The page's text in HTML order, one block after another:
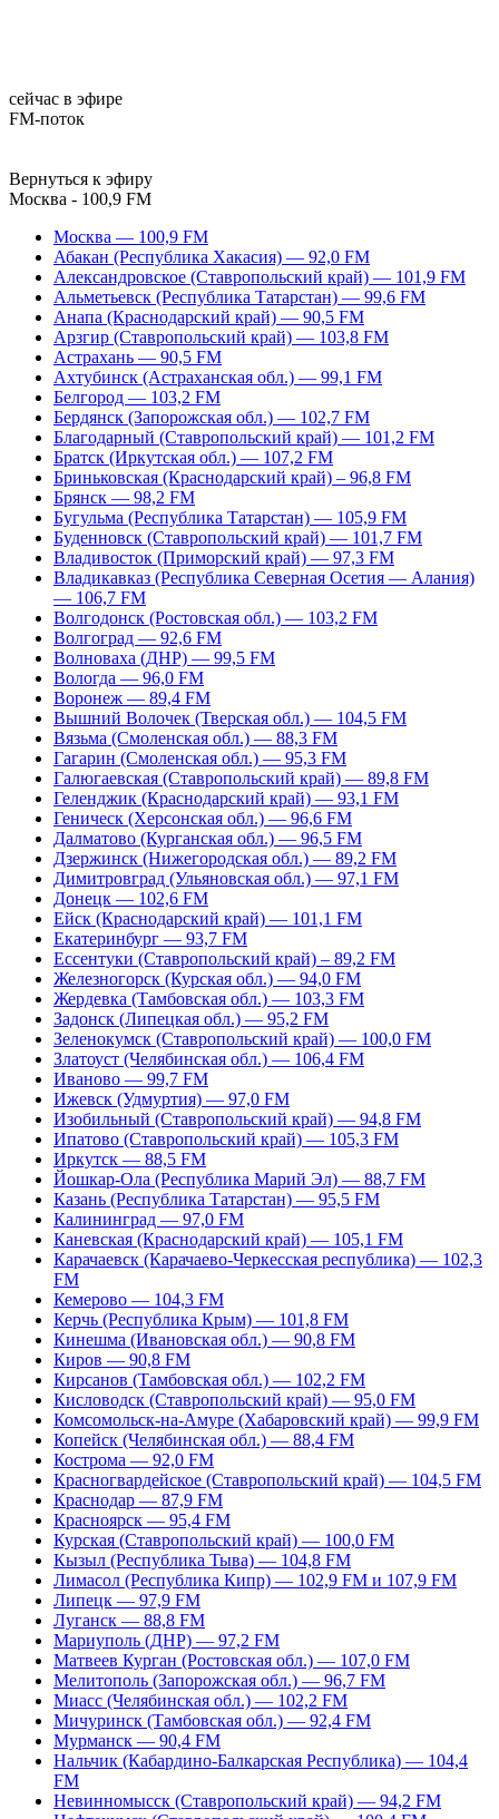
сейчас в эфире
FM-поток
Вернуться к эфиру
Москва - 100,9 FM
Москва — 100,9 FM
Абакан (Республика Хакасия) — 92,0 FM
Александровское (Ставропольский край) — 101,9 FM
Альметьевск (Республика Татарстан) — 99,6 FM
Анапа (Краснодарский край) — 90,5 FM
Арзгир (Ставропольский край) — 103,8 FM
Астрахань — 90,5 FM
Ахтубинск (Астраханская обл.) — 99,1 FM
Белгород — 103,2 FM
Бердянск (Запорожская обл.) — 102,7 FM
Благодарный (Ставропольский край) — 101,2 FM
Братск (Иркутская обл.) — 107,2 FM
Бриньковская (Краснодарский край) – 96,8 FM
Брянск — 98,2 FM
Бугульма (Республика Татарстан) — 105,9 FM
Буденновск (Ставропольский край) — 101,7 FM
Владивосток (Приморский край) — 97,3 FM
Владикавказ (Республика Северная Осетия — Алания)
— 106,7 FM
Волгодонск (Ростовская обл.) — 103,2 FM
Волгоград — 92,6 FM
Волноваха (ДНР) — 99,5 FM
Вологда — 96,0 FM
Воронеж — 89,4 FM
Вышний Волочек (Тверская обл.) — 104,5 FM
Вязьма (Смоленская обл.) — 88,3 FM
Гагарин (Смоленская обл.) — 95,3 FM
Галюгаевская (Ставропольский край) — 89,8 FM
Геленджик (Краснодарский край) — 93,1 FM
Геническ (Херсонская обл.) — 96,6 FM
Далматово (Курганская обл.) — 96,5 FM
Дзержинск (Нижегородская обл.) — 89,2 FM
Димитровград (Ульяновская обл.) — 97,1 FM
Донецк — 102,6 FM
Ейск (Краснодарский край) — 101,1 FM
Екатеринбург — 93,7 FM
Ессентуки (Ставропольский край) – 89,2 FM
Железногорск (Курская обл.) — 94,0 FM
Жердевка (Тамбовская обл.) — 103,3 FM
Задонск (Липецкая обл.) — 95,2 FM
Зеленокумск (Ставропольский край) — 100,0 FM
Златоуст (Челябинская обл.) — 106,4 FM
Иваново — 99,7 FM
Ижевск (Удмуртия) — 97,0 FM
Изобильный (Ставропольский край) — 94,8 FM
Ипатово (Ставропольский край) — 105,3 FM
Иркутск — 88,5 FM
Йошкар-Ола (Республика Марий Эл) — 88,7 FM
Казань (Республика Татарстан) — 95,5 FM
Калининград — 97,0 FM
Каневская (Краснодарский край) — 105,1 FM
Карачаевск (Карачаево-Черкесская республика) — 102,3
FM
Кемерово — 104,3 FM
Керчь (Республика Крым) — 101,8 FM
Кинешма (Ивановская обл.) — 90,8 FM
Киров — 90,8 FM
Кирсанов (Тамбовская обл.) — 102,2 FM
Кисловодск (Ставропольский край) — 95,0 FM
Комсомольск-на-Амуре (Хабаровский край) — 99,9 FM
Копейск (Челябинская обл.) — 88,4 FM
Кострома — 92,0 FM
Красногвардейское (Ставропольский край) — 104,5 FM
Краснодар — 87,9 FM
Красноярск — 95,4 FM
Курская (Ставропольский край) — 100,0 FM
Кызыл (Республика Тыва) — 104,8 FM
Лимасол (Республика Кипр) — 102,9 FM и 107,9 FM
Липецк — 97,9 FM
Луганск — 88,8 FM
Мариуполь (ДНР) — 97,2 FM
Матвеев Курган (Ростовская обл.) — 107,0 FM
Мелитополь (Запорожская обл.) — 96,7 FM
Миасс (Челябинская обл.) — 102,2 FM
Мичуринск (Тамбовская обл.) — 92,4 FM
Мурманск — 90,4 FM
Нальчик (Кабардино-Балкарская Республика) — 104,4
FM
Невинномысск (Ставропольский край) — 94,2 FM